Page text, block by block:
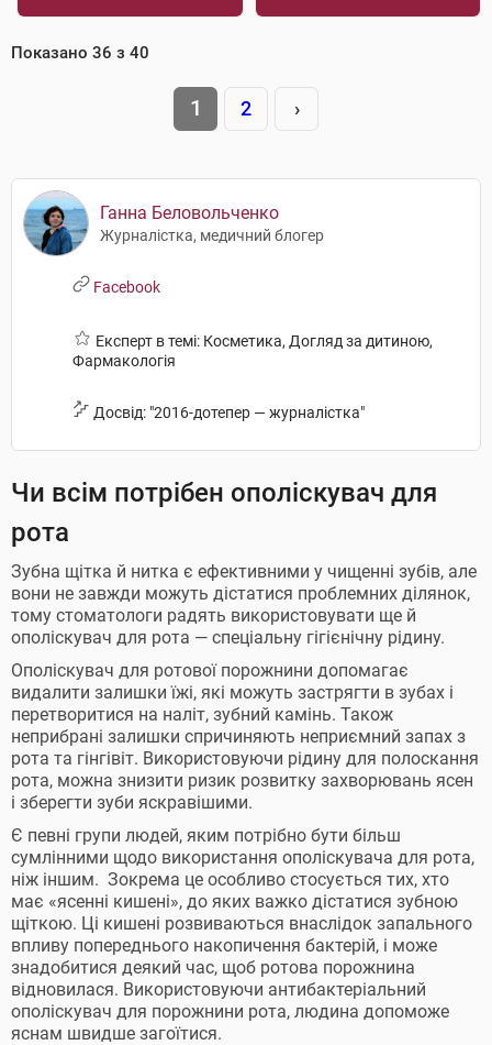
Показано 36 з 40
1 2 ›
Ганна Беловольченко
Журналістка, медичний блогер
Facebook
Експерт в темі: Косметика, Догляд за дитиною,
Фармакологія
Досвід: "2016-дотепер — журналістка"
Чи всім потрібен ополіскувач для
рота
Зубна щітка й нитка є ефективними у чищенні зубів, але
вони не завжди можуть дістатися проблемних ділянок,
тому стоматологи радять використовувати ще й
ополіскувач для рота — спеціальну гігієнічну рідину.
Ополіскувач для ротової порожнини допомагає
видалити залишки їжі, які можуть застрягти в зубах і
перетворитися на наліт, зубний камінь. Також
неприбрані залишки спричиняють неприємний запах з
рота та гінгівіт. Використовуючи рідину для полоскання
рота, можна знизити ризик розвитку захворювань ясен
і зберегти зуби яскравішими.
Є певні групи людей, яким потрібно бути більш
сумлінними щодо використання ополіскувача для рота,
ніж іншим. Зокрема це особливо стосується тих, хто
має «ясенні кишені», до яких важко дістатися зубною
щіткою. Ці кишені розвиваються внаслідок запального
впливу попереднього накопичення бактерій, і може
знадобитися деякий час, щоб ротова порожнина
відновилася. Використовуючи антибактеріальний
ополіскувач для порожнини рота, людина допоможе
яснам швидше загоїтися.